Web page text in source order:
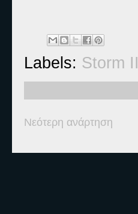
Labels: Storm II
Νεότερη ανάρτηση